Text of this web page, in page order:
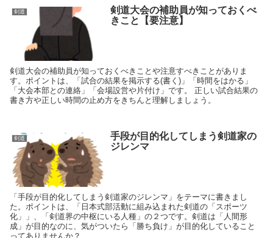
剣道
剣道大会の補助員が知っておくべ
きこと【要注意】
剣道大会の補助員が知っておくべきことや注意すべきことがありま
す。ポイントは、「試合の結果を掲示する(書く)」「時間をはかる」
「大会本部との連絡」「会場設営や片付け」です。 正しい試合結果の
書き方や正しい時間の止め方をきちんと理解しましょう。
剣道
手段が目的化してしまう剣道家の
ジレンマ
「手段が目的化してしまう剣道家のジレンマ」をテーマに書きまし
た。ポイントは、「日本式部活動に組み込まれた剣道の「スポーツ
化」」、「剣道界の中枢にいる人種」の２つです。剣道は「人間形
成」が目的なのに、気がついたら「勝ち負け」が目的化していること
ってありませんか？